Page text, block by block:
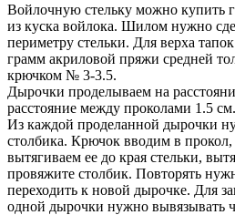
Войлочную стельку можно купить
из куска войлока. Шилом нужно
периметру стельки. Для верха
грамм акриловой пряжи средней
крючком № 3-3.5.
Дырочки проделываем на
расстояние между проколами 1.5 см.
Из каждой проделанной дырочки
столбика. Крючок вводим в прокол,
вытягиваем ее до края стельки,
провяжите столбик. Повторять
переходить к новой дырочке. Для
одной дырочки нужно вывязывать